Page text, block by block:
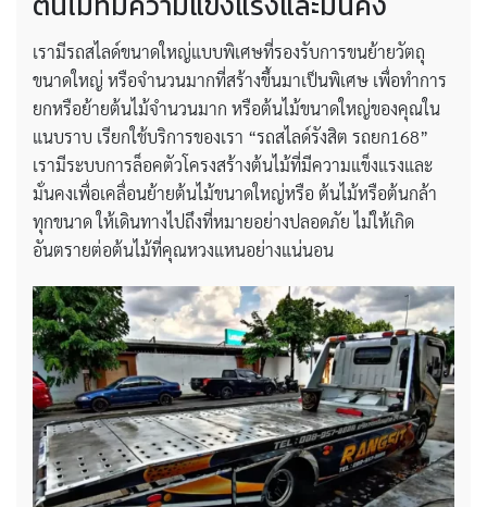
เรามีรถสไลด์ขนาดใหญ่แบบพิเศษที่รองรับการขนย้ายวัตถุ
ขนาดใหญ่ หรือจำนวนมากที่สร้างขึ้นมาเป็นพิเศษ เพื่อทำการ
ยกหรือย้ายต้นไม้จำนวนมาก หรือต้นไม้ขนาดใหญ่ของคุณใน
แนบราบ เรียกใช้บริการของเรา “รถสไลด์รังสิต รถยก168”
เรามีระบบการล็อคตัวโครงสร้างต้นไม้ที่มีความแข็งแรงและ
มั่นคงเพื่อเคลื่อนย้ายต้นไม้ขนาดใหญ่หรือ ต้นไม้หรือต้นกล้า
ทุกขนาด ให้เดินทางไปถึงที่หมายอย่างปลอดภัย ไม่ให้เกิด
อันตรายต่อต้นไม้ที่คุณหวงแหนอย่างแน่นอน